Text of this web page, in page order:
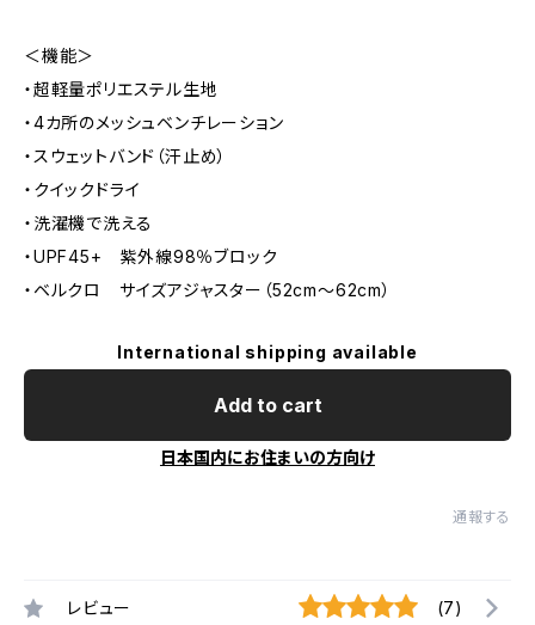
＜機能＞
・超軽量ポリエステル生地
・4カ所のメッシュベンチレーション
・スウェットバンド（汗止め）
・クイックドライ
・洗濯機で洗える
・UPF45+ 紫外線98％ブロック
・ベルクロ サイズアジャスター（52cm～62cm）
International shipping available
Add to cart
日本国内にお住まいの方向け
通報する
レビュー (7)